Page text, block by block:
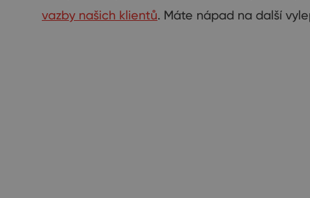
vazby našich klientů. Máte nápad na další